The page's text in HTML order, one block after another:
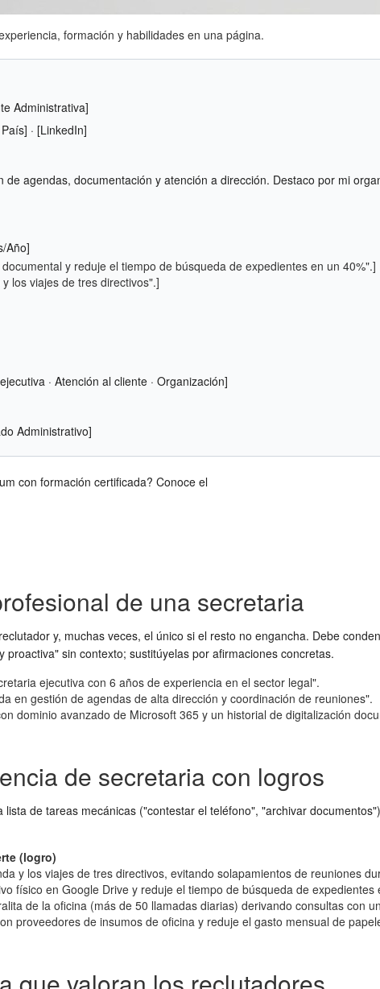
formación y habilidades en una página.
Administrativa]
· [LinkedIn]
agendas, documentación y atención a dirección. Destaco por mi
Año]
y reduje el tiempo de búsqueda de expedientes en un 40%".]
los viajes de tres directivos".]
· Atención al cliente · Organización]
Administrativo]
con formación certificada? Conoce el
de una secretaria
y, muchas veces, el único si el resto no engancha. Debe
sin contexto; sustitúyelas por afirmaciones concretas.
ejecutiva con 6 años de experiencia en el sector legal".
en gestión de agendas de alta dirección y coordinación de reuniones".
dominio avanzado de Microsoft 365 y un historial de digitalización
de secretaria con logros
de tareas mecánicas ("contestar el teléfono", "archivar
(logro)
y los viajes de tres directivos, evitando solapamientos de reuniones
físico en Google Drive y reduje el tiempo de búsqueda de expedientes
de la oficina (más de 50 llamadas diarias) derivando consultas con
proveedores de insumos de oficina y reduje el gasto mensual de